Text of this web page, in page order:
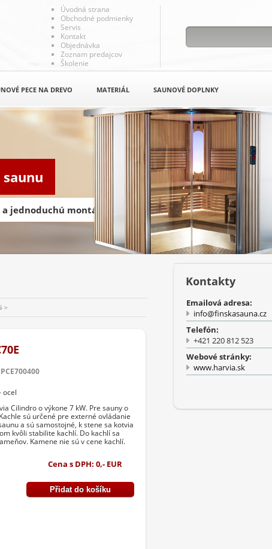
jednoduchú montáž
Úvodná strana
Obchodné podmienky
Servis
Kontakt
Objednávka
Zoznam predajcov
Školenie
PECE NA DREVO MATERIÁL SAUNOVÉ DOPLNKY
>
ocel
Cilindro o výkone 7 kW. Pre sauny o
sú určené pre externé ovládanie
a sú samostojné, k stene sa kotvia
kvôli stabilite kachlí. Do kachlí sa
Kamene nie sú v cene kachlí.
Cena s DPH: 0,- EUR
Kontakty
Emailová adresa:
info@finskasauna.cz
Telefón:
+421 220 812 523
Webové stránky:
www.harvia.sk